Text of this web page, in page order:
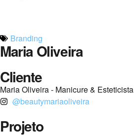
Branding
Maria Oliveira
Cliente
Maria Oliveira - Manicure & Esteticista
@beautymariaoliveira
Projeto